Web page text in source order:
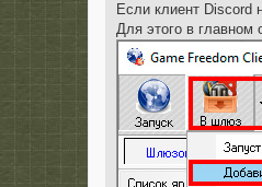
Если клиент Discord
Для этого в